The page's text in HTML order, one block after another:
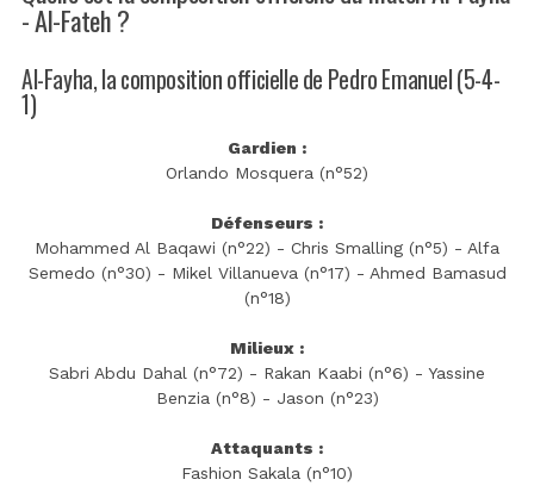
- Al-Fateh ?
Al-Fayha, la composition officielle de Pedro Emanuel (5-4-
1)
Gardien :
Orlando Mosquera (n°52)
Défenseurs :
Mohammed Al Baqawi (n°22) - Chris Smalling (n°5) - Alfa
Semedo (n°30) - Mikel Villanueva (n°17) - Ahmed Bamasud
(n°18)
Milieux :
Sabri Abdu Dahal (n°72) - Rakan Kaabi (n°6) - Yassine
Benzia (n°8) - Jason (n°23)
Attaquants :
Fashion Sakala (n°10)